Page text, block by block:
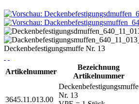
Deckenbefestigungsmuffe Nr. 13
Artikelnummer
Bezeichnung
Artikelnummer
3645.11.013.00
Deckenbefestigungsmuffe
Nr. 13